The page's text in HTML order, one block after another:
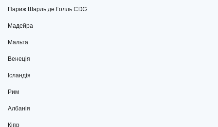
Париж Шарль де Голль CDG
Мадейра
Мальта
Венеція
Ісландія
Рим
Албанія
Кіпр